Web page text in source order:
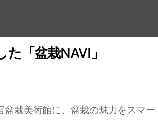
「盆栽NAVI」
栽美術館に、盆栽の魅力をスマ